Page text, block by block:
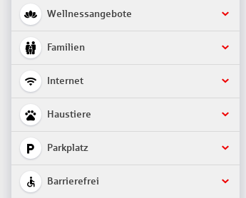
Wellnessangebote
Familien
Internet
Haustiere
Parkplatz
Barrierefrei